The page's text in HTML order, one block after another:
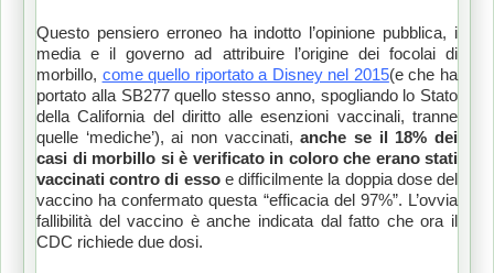
Questo pensiero erroneo ha indotto l’opinione pubblica, i
media e il governo ad attribuire l’origine dei focolai di
morbillo, come quello riportato a Disney nel 2015(e che ha
portato alla SB277 quello stesso anno, spogliando lo Stato
della California del diritto alle esenzioni vaccinali, tranne
quelle ‘mediche’), ai non vaccinati,anche se il 18% dei
casi di morbillo si è verificato in coloro che erano stati
vaccinati contro di essoe difficilmente la doppia dose del
vaccino ha confermato questa “efficacia del 97%”. L’ovvia
fallibilità del vaccino è anche indicata dal fatto che ora il
CDC richiede due dosi.